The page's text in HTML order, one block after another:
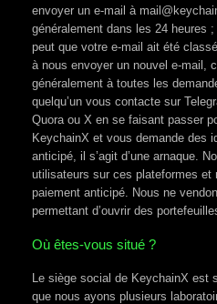
envoyer un e-mail à
généralement dans les 24 heures
peut que votre e-mail ait été
à nous envoyer un nouvel e-mail,
généralement à toutes les
quelqu’un vous contacte sur
Quora ou X en se faisant passer
KeychainX et vous demande des
anticipé, il s’agit d’une arnaque.
utilisateurs sur ces plateformes et
paiement anticipé. Nous ne
permettant d’ouvrir des
Où êtes-vous situé ?
Le siège social de KeychainX
que nous ayons plusieurs